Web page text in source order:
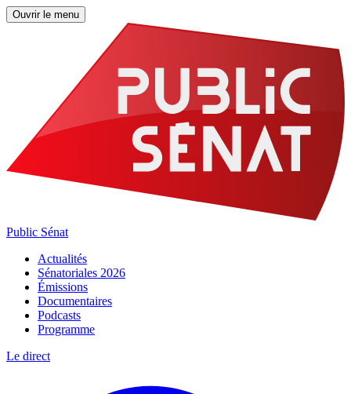
Ouvrir le menu
Public Sénat
Actualités
Sénatoriales 2026
Émissions
Documentaires
Podcasts
Programme
Le direct